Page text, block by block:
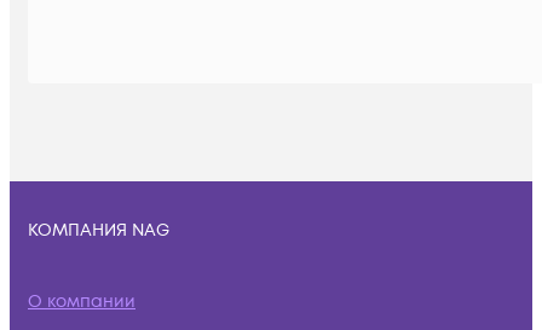
КОМПАНИЯ NAG
О компании